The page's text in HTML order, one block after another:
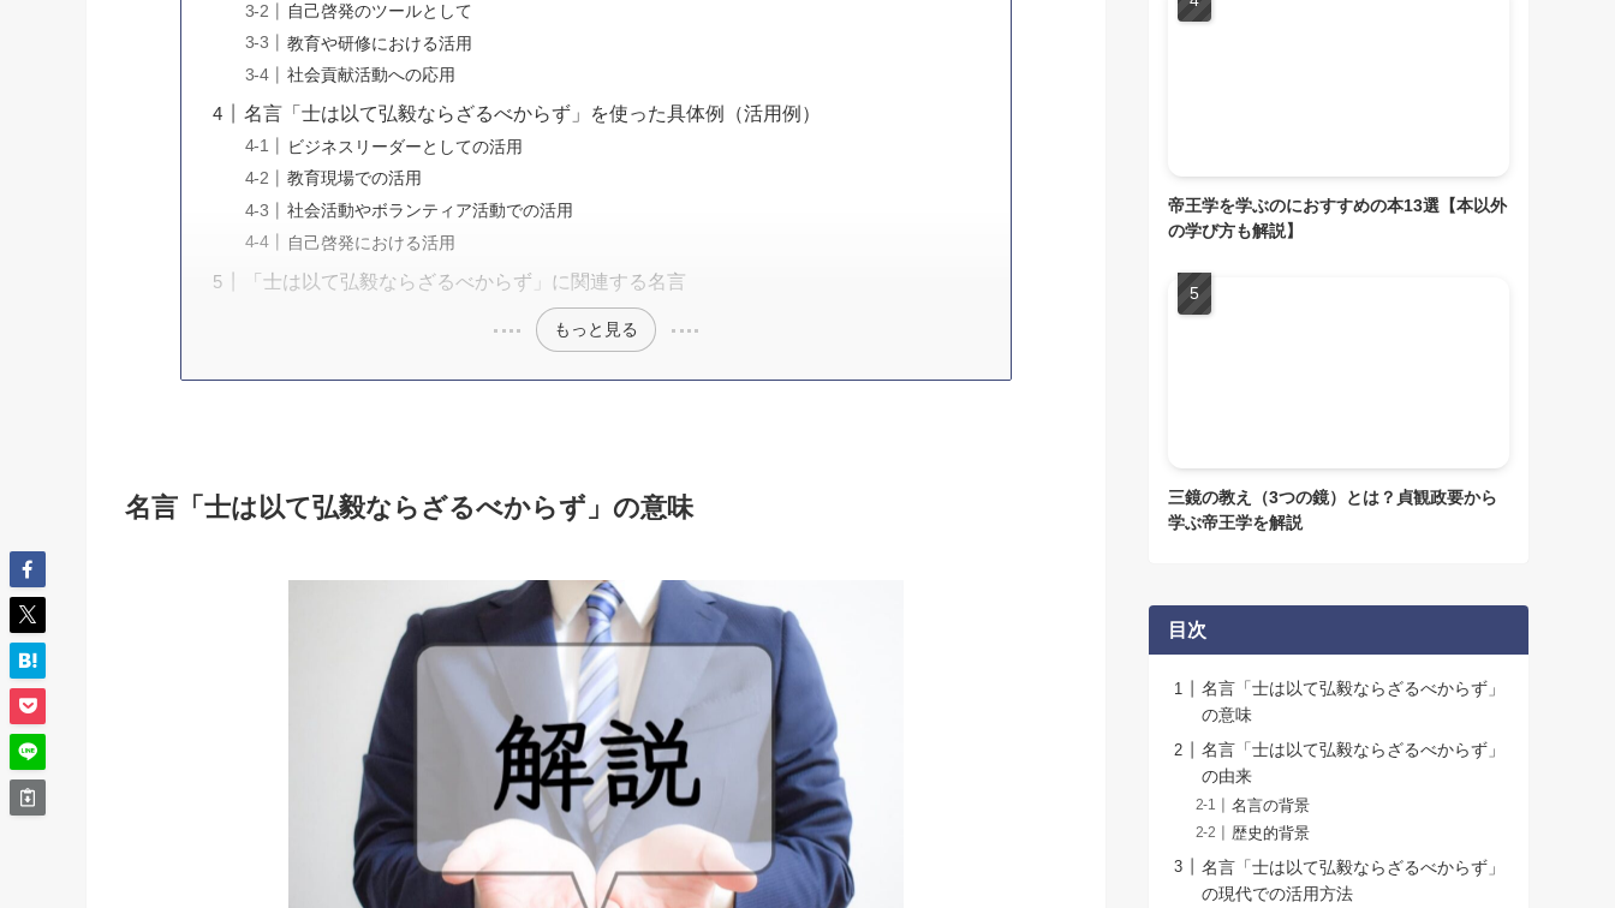
自己啓発のツールとして
教育や研修における活用
社会貢献活動への応用
名言「士は以て弘毅ならざるべからず」を使った具体例（活用例）
ビジネスリーダーとしての活用
教育現場での活用
社会活動やボランティア活動での活用
自己啓発における活用
「士は以て弘毅ならざるべからず」に関連する名言
もっと見る
名言「士は以て弘毅ならざるべからず」の意味
帝王学を学ぶのにおすすめの本13選【本以外
の学び方も解説】
三鏡の教え（3つの鏡）とは？貞観政要から
学ぶ帝王学を解説
目次
名言「士は以て弘毅ならざるべからず」
の意味
名言「士は以て弘毅ならざるべからず」
の由来
名言の背景
歴史的背景
名言「士は以て弘毅ならざるべからず」
の現代での活用方法